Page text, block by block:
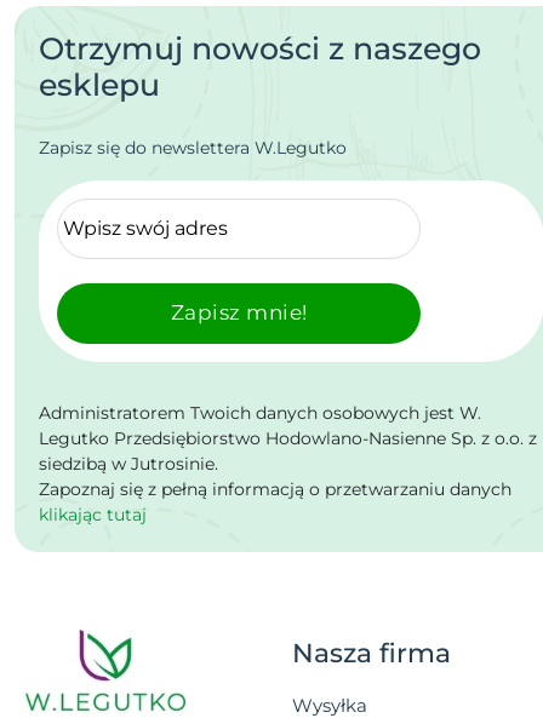
Otrzymuj nowości z naszego
esklepu
Zapisz się do newslettera W.Legutko
Zapisz mnie!
Administratorem Twoich danych osobowych jest W.
Legutko Przedsiębiorstwo Hodowlano-Nasienne Sp. z o.o. z
siedzibą w Jutrosinie.
Zapoznaj się z pełną informacją o przetwarzaniu danych
klikając tutaj
Nasza firma
Wysyłka